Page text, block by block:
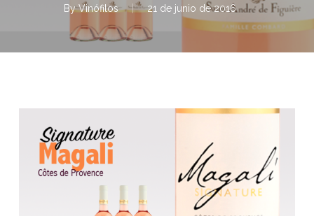
By Vinófilos 21 de junio de 2016